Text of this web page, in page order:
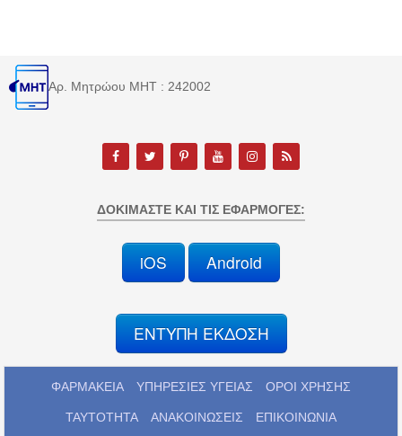
Αρ. Μητρώου MHT : 242002
ΔΟΚΙΜΆΣΤΕ ΚΑΙ ΤΙΣ ΕΦΑΡΜΟΓΈΣ:
iOS Android
ΕΝΤΥΠΗ ΕΚΔΟΣΗ
ΦΑΡΜΑΚΕΙΑ ΥΠΗΡΕΣΙΕΣ ΥΓΕΙΑΣ ΟΡΟΙ ΧΡΗΣΗΣ
ΤΑΥΤΟΤΗΤΑ ΑΝΑΚΟΙΝΩΣΕΙΣ ΕΠΙΚΟΙΝΩΝΙΑ